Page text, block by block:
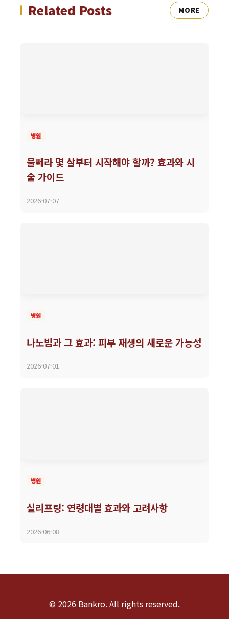
Related Posts MORE
병원
울쎄라 몇 살부터 시작해야 할까? 효과와 시
술 가이드
2026-07-07
병원
나노빔과 그 효과: 피부 재생의 새로운 가능성
2026-07-01
병원
실리프팅: 연령대별 효과와 고려사항
2026-06-08
© 2026 Bankro. All rights reserved.